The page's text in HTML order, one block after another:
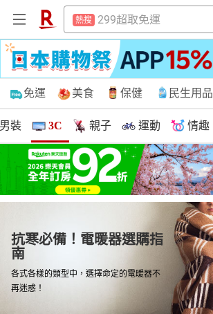
熱搜 賺點樂翻天
熱搜 防颱專區
熱搜 電子閱讀器
床架
熱搜 平板電腦
熱搜 微波爐
熱搜 吹風機
熱搜 熱門飯店推薦
熱搜 防颱專區
熱搜 電子閱讀器
熱搜 床架
熱搜 平板電腦
熱搜 微波爐
熱搜 吹風機
熱搜 抽7777點
熱搜 熱門飯店推薦
購物網分類
天天免運 美食蛋糕 養生保健
運動休閒
女裝 男裝 化妝保養
免運 美食 保健 民生用品
購物網分類
首頁 日本購物 居家生活
美食蛋糕 女裝 男裝
男裝 3C 親子 運動 情趣
日本代購 日本樂天 日本旅遊
抗寒必備！電暖器選購指
南
各式各樣的類型中，選擇命定的電暖器不
再迷惑！